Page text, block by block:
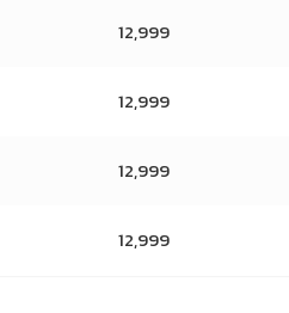
12,999
12,999
12,999
12,999